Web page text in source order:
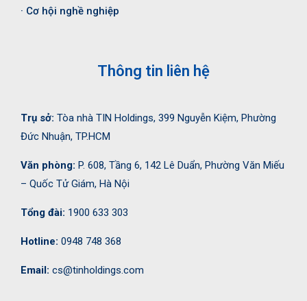
· Cơ hội nghề nghiệp
Thông tin liên hệ
Trụ sở: Tòa nhà TIN Holdings, 399 Nguyễn Kiệm, Phường
Đức Nhuận, TP.HCM
Văn phòng: P. 608, Tầng 6, 142 Lê Duẩn, Phường Văn Miếu
– Quốc Tử Giám, Hà Nội
Tổng đài: 1900 633 303
Hotline: 0948 748 368
Email: cs@tinholdings.com